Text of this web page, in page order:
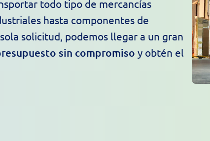
todo tipo de mercancías
hasta componentes de
solicitud, podemos llegar a un gran
sin compromiso y obtén el